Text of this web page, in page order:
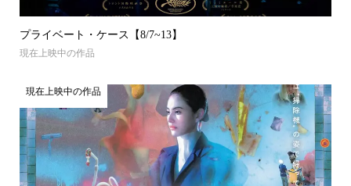
プライベート・ケース【8/7~13】
現在上映中の作品
現在上映中の作品